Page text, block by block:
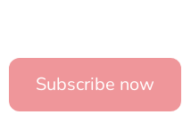
Subscribe now